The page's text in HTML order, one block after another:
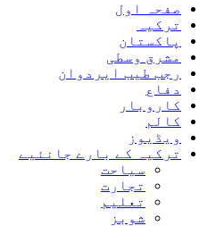
صفحہ اول
ترکیہ
پاکستان
مشرق وسطی
رجب طیب ایردوان
دفاع
کاروبار
کالم
ویڈیوز
ترکیہ کے بارے جانئیے
سیاحت
تجارت
تعلیم
شوبز